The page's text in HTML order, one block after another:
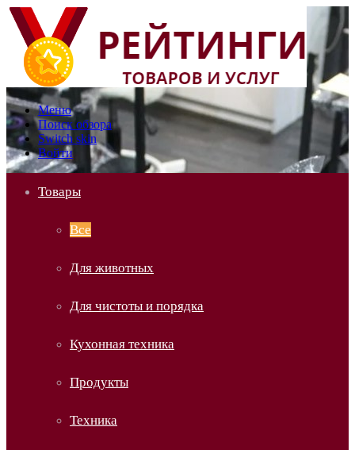
Меню
Поиск обзора
Switch skin
Войти
Товары
Все
Для животных
Для чистоты и порядка
Кухонная техника
Продукты
Техника